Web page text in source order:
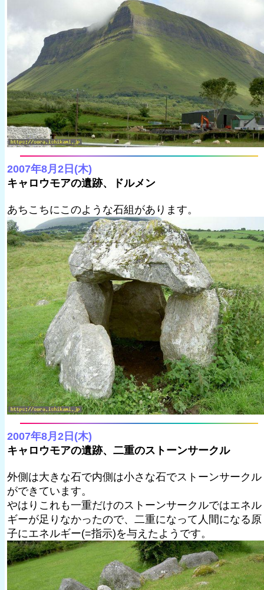
2007年8月2日(木)
キャロウモアの遺跡、ドルメン
あちこちにこのような石組があります。
2007年8月2日(木)
キャロウモアの遺跡、二重のストーンサークル
外側は大きな石で内側は小さな石でストーンサークル
ができています。
やはりこれも一重だけのストーンサークルではエネル
ギーが足りなかったので、二重になって人間になる原
子にエネルギー(=指示)を与えたようです。